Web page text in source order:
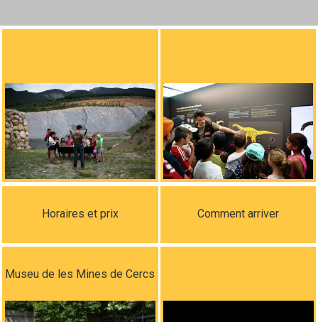
Horaires et prix Comment arriver
Museu de les Mines de Cercs